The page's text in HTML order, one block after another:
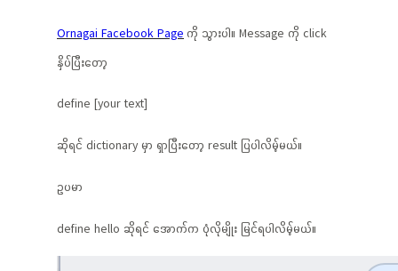
Ornagai Facebook Page ကို သွားပါ။ Message ကို click
နှိပ်ပြီးတော့
define [your text]
ဆိုရင် dictionary မှာ ရှာပြီးတော့ result ပြပါလိမ့်မယ်။
ဥပမာ
define hello ဆိုရင် အောက်က ပုံလိုမျိုး မြင်ရပါလိမ့်မယ်။